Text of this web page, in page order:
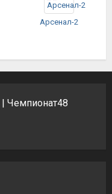
Арсенал-2
| Чемпионат48